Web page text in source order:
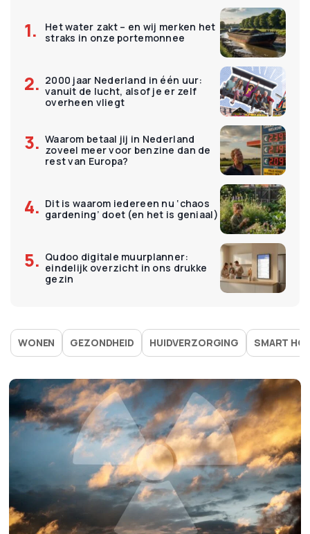
Het water zakt – en wij merken het
straks in onze portemonnee
2000 jaar Nederland in één uur:
vanuit de lucht, alsof je er zelf
overheen vliegt
Waarom betaal jij in Nederland
zoveel meer voor benzine dan de
rest van Europa?
Dit is waarom iedereen nu ‘chaos
gardening’ doet (en het is geniaal)
Qudoo digitale muurplanner:
eindelijk overzicht in ons drukke
gezin
WONEN GEZONDHEID HUIDVERZORGING SMART